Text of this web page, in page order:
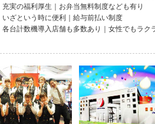
充実の福利厚生｜お弁当無料制度なども有り
いざという時に便利｜給与前払い制度
各台計数機導入店舗も多数あり｜女性でもラク